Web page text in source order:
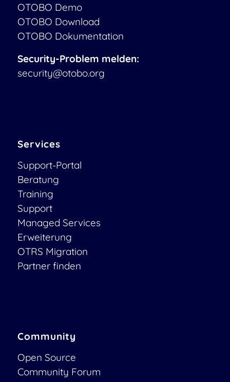
OTOBO Demo
OTOBO Download
OTOBO Dokumentation
Security-Problem melden:
security@otobo.org
Services
Support-Portal
Beratung
Training
Support
Managed Services
Erweiterung
OTRS Migration
Partner finden
Community
Open Source
Community Forum